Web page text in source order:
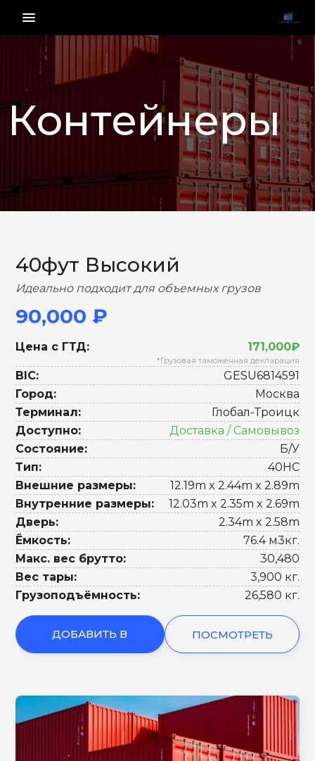
menu_vert
Контейнеры
НАЗАД ВПЕРЕД
40фут Высокий
Идеально подходит для объемных грузов
90,000 ₽
Цена с ГТД: 171,000₽
*Грузовая таможенная декларация
BIC:
GESU6814591
Город:
Москва
Терминал:
Глобал-Троицк
Доступно:
Доставка / Самовывоз
Состояние:
Б/У
Тип:
40HC
Внешние размеры:
12.19m x 2.44m x 2.89m
Внутренние размеры:
12.03m x 2.35m x 2.69m
Дверь:
2.34m x 2.58m
Ёмкость:
76.4 м3кг.
Макс. вес брутто:
30,480
Вес тары:
3,900 кг.
Грузоподъёмность:
26,580 кг.
ДОБАВИТЬ В ПОСМОТРЕТЬ